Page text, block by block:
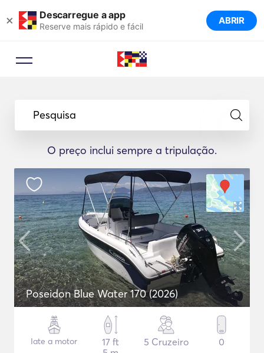
× Descarregue a app
Reserve mais rápido e fácil ABRIR
Pesquisa
O preço inclui sempre a tripulação.
Poseidon Blue Water 170 (2026)
Iate a motor
17 ft
5 Cruzeiro 0